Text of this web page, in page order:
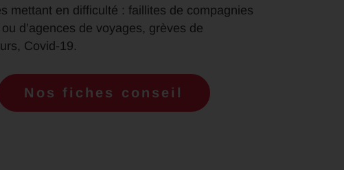
mettant en difficulté : faillites de compagnies
d’agences de voyages, grèves de
Covid-19.
Nos fiches conseil